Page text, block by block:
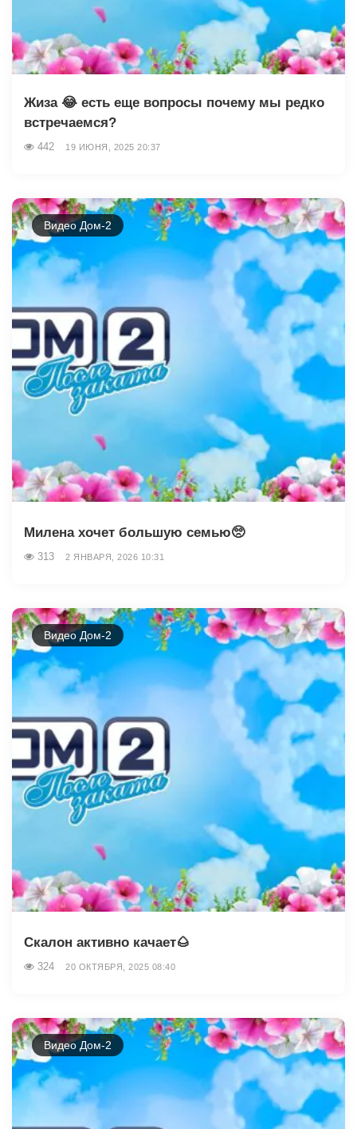
Жиза 😂 есть еще вопросы почему мы редко
встречаемся?
442 19 ИЮНЯ, 2025 20:37
Видео Дом-2
Милена хочет большую семью🥺
313 2 ЯНВАРЯ, 2026 10:31
Видео Дом-2
Скалон активно качает🌰
324 20 ОКТЯБРЯ, 2025 08:40
Видео Дом-2